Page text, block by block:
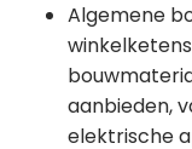
Algemene
aanbieden,
elektrische